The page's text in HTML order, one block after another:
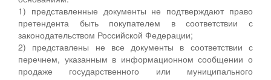
1) представленные документы не подтверждают право
претендента быть покупателем в соответствии с
законодательством Российской Федерации;
2) представлены не все документы в соответствии с
перечнем, указанным в информационном сообщении о
продаже государственного или муниципального